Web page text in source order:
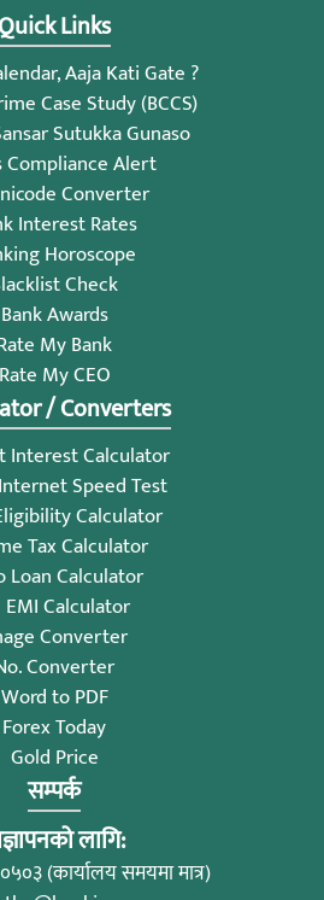
Quick Links
Aaja Kati Gate ?
Case Study (BCCS)
Sutukka Gunaso
Compliance Alert
Converter
Interest Rates
Horoscope
Check
Bank Awards
My Bank
Rate My CEO
/ Converters
Interest Calculator
Speed Test
Calculator
Tax Calculator
Loan Calculator
EMI Calculator
Converter
Converter
Word to PDF
Forex Today
Gold Price
सम्पर्क
लागि:
(कार्यालय समयमा मात्र)